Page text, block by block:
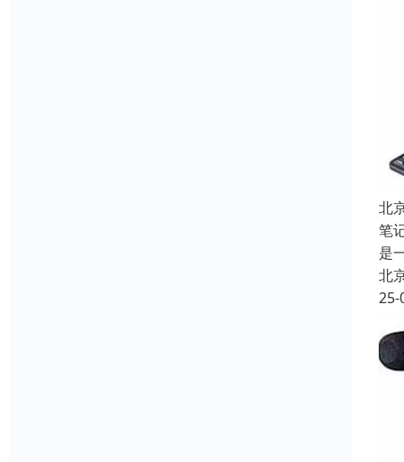
北
笔
是
北
25-